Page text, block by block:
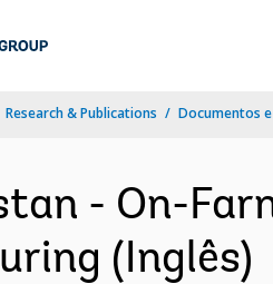
Research & Publications Documentos
- On-
(Inglês)